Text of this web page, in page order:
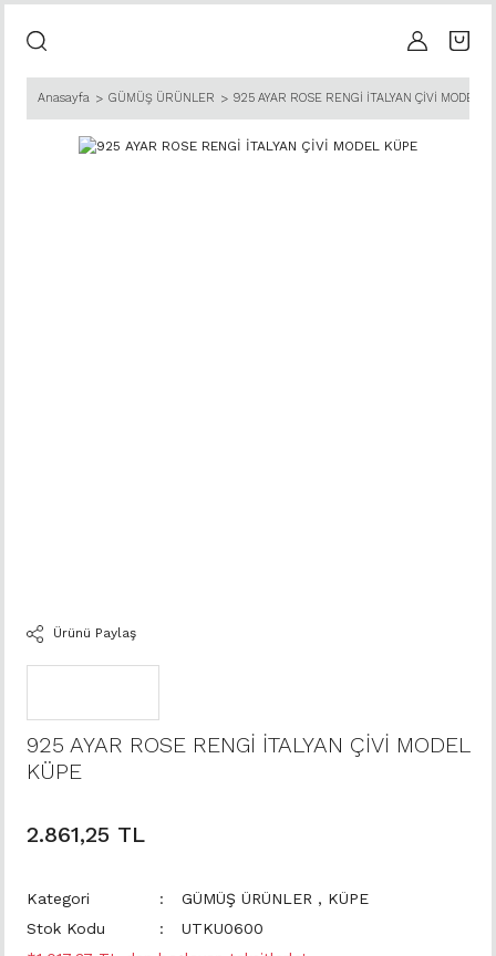
Anasayfa GÜMÜŞ ÜRÜNLER 925 AYAR ROSE RENGİ İTALYAN ÇİVİ MODEL
Ürünü Paylaş
925 AYAR ROSE RENGİ İTALYAN ÇİVİ MODEL
KÜPE
2.861,25 TL
Kategori GÜMÜŞ ÜRÜNLER , KÜPE
Stok Kodu
UTKU0600